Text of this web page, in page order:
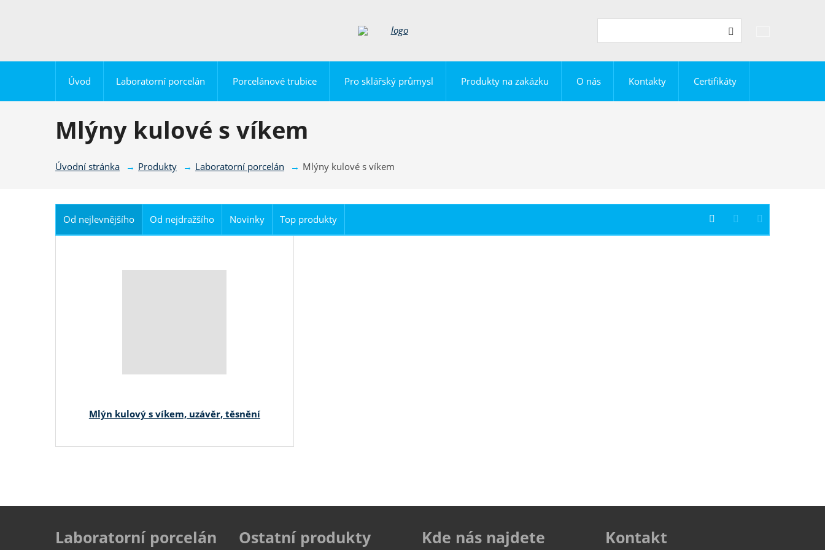
Hledat
Úvod Laboratorní porcelán Porcelánové trubice Pro sklářský průmysl Produkty na zakázku O nás Kontakty Certifikáty
Mlýny kulové s víkem
Úvodní stránka Produkty Laboratorní porcelán Mlýny kulové s víkem
Od nejlevnějšího Od nejdražšího Novinky Top produkty
Mlýn kulový s víkem, uzávěr, těsnění
Laboratorní porcelán Ostatní produkty Kde nás najdete Kontakt